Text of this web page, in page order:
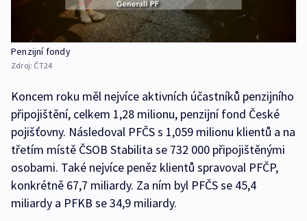
Penzijní fondy
Zdroj: ČT24
Koncem roku měl nejvíce aktivních účastníků penzijního
připojištění, celkem 1,28 milionu, penzijní fond České
pojišťovny. Následoval PFČS s 1,059 milionu klientů a na
třetím místě ČSOB Stabilita se 732 000 připojištěnými
osobami. Také nejvíce peněz klientů spravoval PFČP,
konkrétně 67,7 miliardy. Za ním byl PFČS se 45,4
miliardy a PFKB se 34,9 miliardy.